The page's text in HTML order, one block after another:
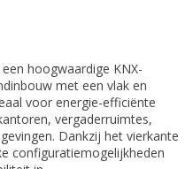
hoogwaardige KNX-
met een vlak en
voor energie-efficiënte
vergaderruimtes,
Dankzij het vierkante
configuratiemogelijkheden